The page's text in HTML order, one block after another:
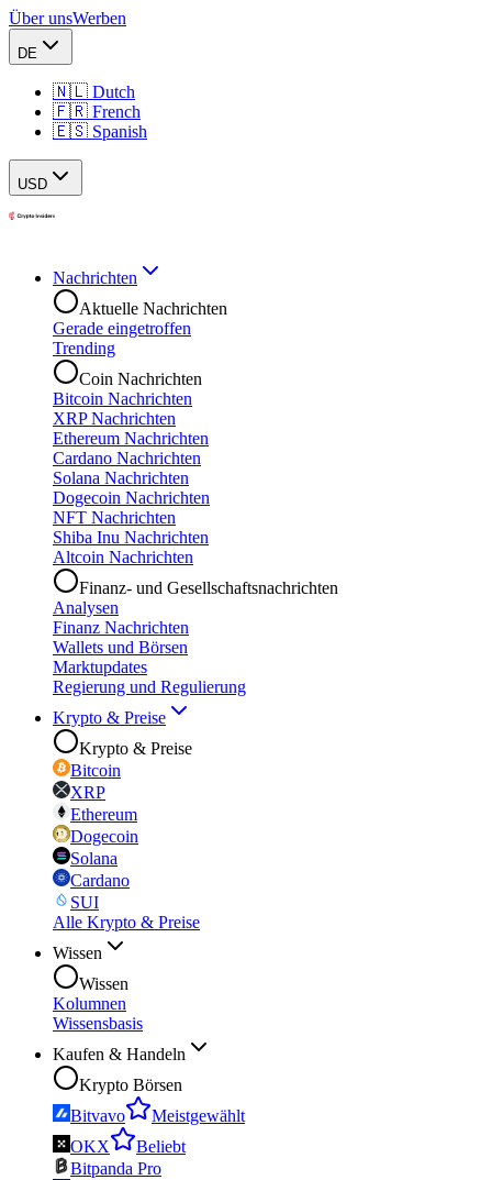
Über unsWerben
DE
🇳🇱 Dutch
🇫🇷 French
🇪🇸 Spanish
USD
Nachrichten
Aktuelle Nachrichten
Gerade eingetroffen
Trending
Coin Nachrichten
Bitcoin Nachrichten
XRP Nachrichten
Ethereum Nachrichten
Cardano Nachrichten
Solana Nachrichten
Dogecoin Nachrichten
NFT Nachrichten
Shiba Inu Nachrichten
Altcoin Nachrichten
Finanz- und Gesellschaftsnachrichten
Analysen
Finanz Nachrichten
Wallets und Börsen
Marktupdates
Regierung und Regulierung
Krypto & Preise
Krypto & Preise
Bitcoin
XRP
Ethereum
Dogecoin
Solana
Cardano
SUI
Alle Krypto & Preise
Wissen
Wissen
Kolumnen
Wissensbasis
Kaufen & Handeln
Krypto Börsen
Bitvavo
Meistgewählt
OKX
Beliebt
Bitpanda Pro